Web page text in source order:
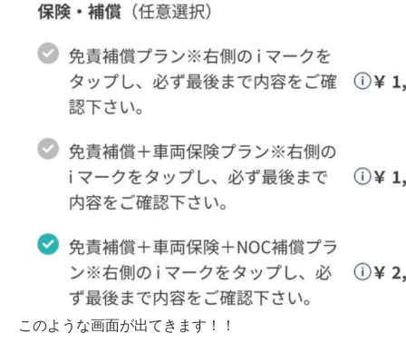
このような画面が出てきます！！